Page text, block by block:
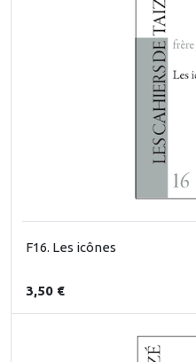
F16. Les icônes
3,50 €